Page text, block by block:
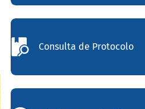
Consulta de Protocolo